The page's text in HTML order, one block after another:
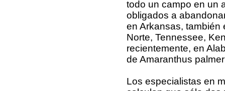
todo un campo en un
obligados a
en Arkansas, también
Norte, Tennessee,
recientemente, en
de Amaranthus
Los especialistas en